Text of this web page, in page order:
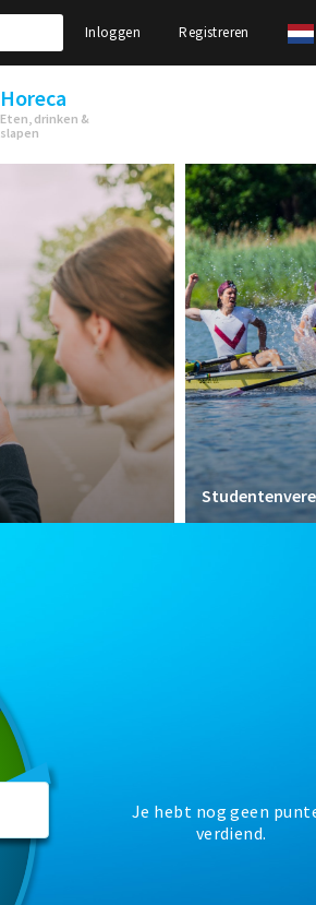
Inloggen Registreren
Horeca
Eten, drinken &
slapen
Je hebt nog geen
verdiend.